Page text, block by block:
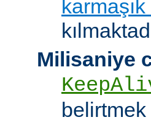
Milisaniye
belirtmek